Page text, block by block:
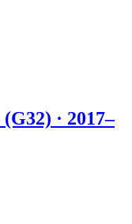
· 2017–